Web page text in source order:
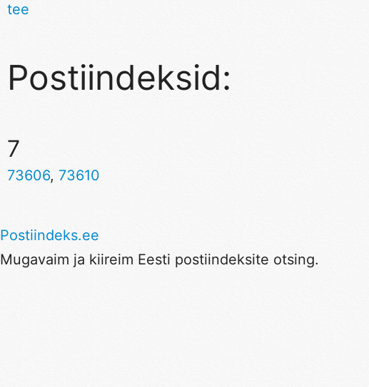
tee
Postiindeksid:
7
73606, 73610
Postiindeks.ee
Mugavaim ja kiireim Eesti postiindeksite otsing.